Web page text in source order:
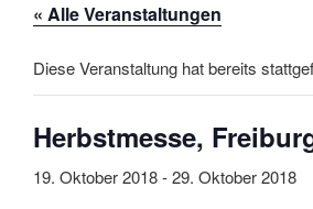
« Alle Veranstaltungen
Diese Veranstaltung hat bereits
Herbstmesse,
19. Oktober 2018-29. Oktober 2018